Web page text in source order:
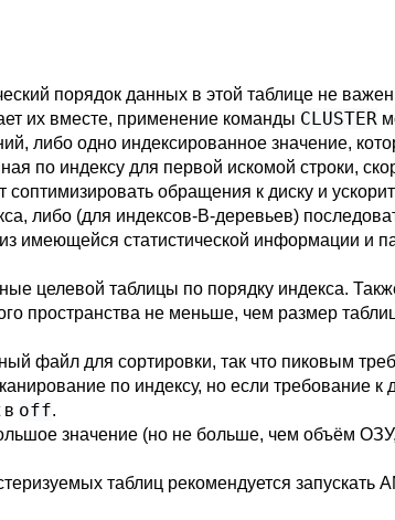
порядок данных в этой таблице не
их вместе, применение команды CLUSTER
либо одно индексированное значение,
по индексу для первой искомой строки,
обращения к диску и
либо (для индексов-B-деревьев)
имеющейся статистической информации и
целевой таблицы по порядку индекса.
пространства не меньше, чем размер
файл для сортировки, так что пиковым
по индексу, но если требование к
в off.
значение (но не больше, чем объём
таблиц рекомендуется запускать